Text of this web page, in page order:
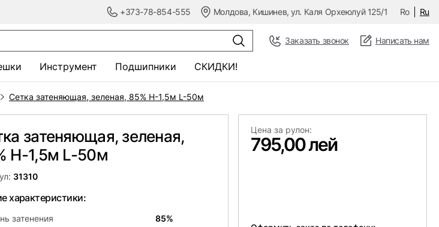
+373-78-854-555 Молдова, Кишинев, ул. Каля Орхеюлуй 125/1 Ro Ru
Заказать звонок Написать нам
Инструмент Подшипники СКИДКИ!
Сетка затеняющая, зеленая, 85% H-1,5м L-50м
затеняющая, зеленая,
H-1,5м L-50м
31310
характеристики:
затенения 85%
Цена за рулон:
795,00 лей